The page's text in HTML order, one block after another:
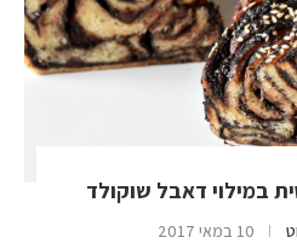
במילוי דאבל שוקולד
10 במאי 2017